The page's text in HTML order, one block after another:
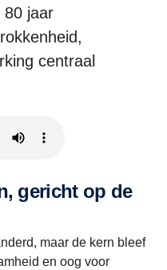
80 jaar
centraal
maar de kern bleef
en oog voor